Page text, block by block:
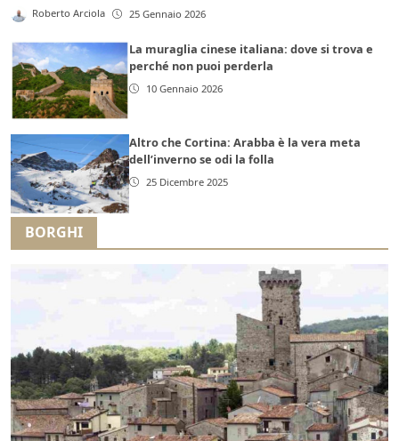
Roberto Arciola 25 Gennaio 2026
La muraglia cinese italiana: dove si trova e
perché non puoi perderla
10 Gennaio 2026
Altro che Cortina: Arabba è la vera meta
dell’inverno se odi la folla
25 Dicembre 2025
BORGHI